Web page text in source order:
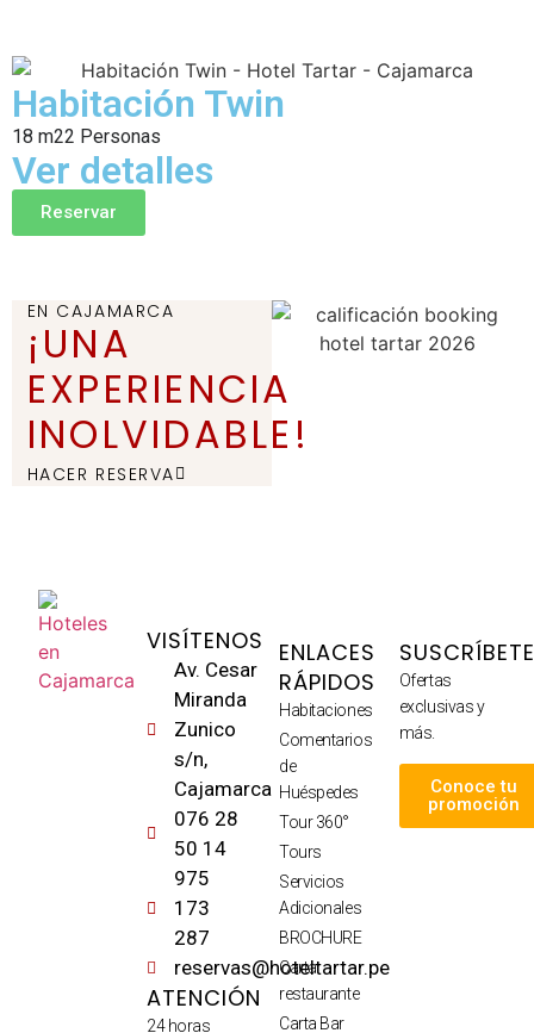
Habitación Twin
18 m22 Personas
Ver detalles
Reservar
EN CAJAMARCA
¡UNA
EXPERIENCIA
INOLVIDABLE!
HACER RESERVA
VISÍTENOS
Av. Cesar
Miranda
Zunico
s/n,
Cajamarca
076 28
50 14
975
173
287
reservas@hoteltartar.pe
ATENCIÓN
24 horas
ENLACES
RÁPIDOS
Habitaciones
Comentarios
de
Huéspedes
Tour 360°
Tours
Servicios
Adicionales
BROCHURE
Carta
restaurante
Carta Bar
SUSCRÍBETE
Ofertas
exclusivas y
más.
Conoce tu
promoción